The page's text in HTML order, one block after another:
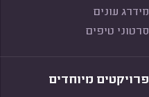
מידרג עונים
סרטוני טיפים
פרויקטים מיוחדים